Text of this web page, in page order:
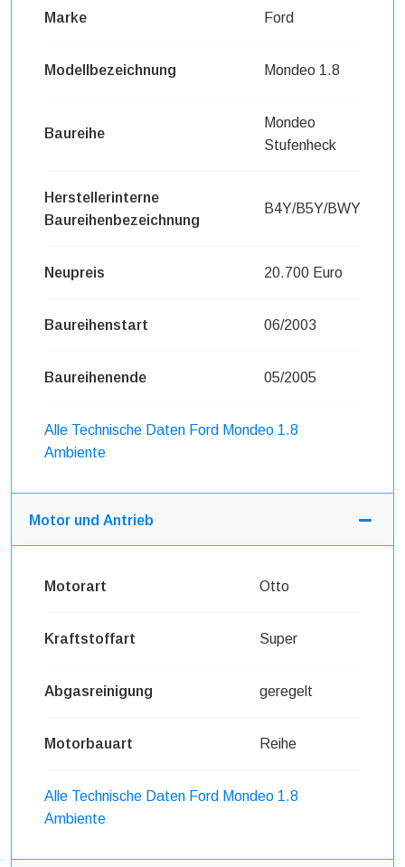
Marke Ford
Modellbezeichnung Mondeo 1.8
Baureihe
Mondeo
Stufenheck
Herstellerinterne
Baureihenbezeichnung
B4Y/B5Y/BWY
Neupreis 20.700 Euro
Baureihenstart 06/2003
Baureihenende 05/2005
Alle Technische Daten Ford Mondeo 1.8
Ambiente
Motor und Antrieb
Motorart Otto
Kraftstoffart Super
Abgasreinigung geregelt
Motorbauart Reihe
Alle Technische Daten Ford Mondeo 1.8
Ambiente